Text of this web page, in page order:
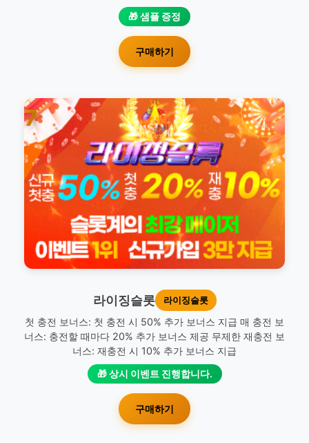
🎁 샘플 증정
구매하기
7
라이징슬롯 라이징슬롯
첫 충전 보너스: 첫 충전 시 50% 추가 보너스 지급 매 충전 보
너스: 충전할 때마다 20% 추가 보너스 제공 무제한 재충전 보
너스: 재충전 시 10% 추가 보너스 지급
🎁 상시 이벤트 진행합니다.
구매하기